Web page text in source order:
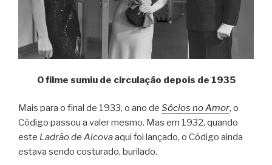
O filme sumiu de circulação depois de 1935
Mais para o final de 1933, o ano de Sócios no Amor, o
Código passou a valer mesmo. Mas em 1932, quando
este Ladrão de Alcovaaqui foi lançado, o Código ainda
estava sendo costurado, burilado.